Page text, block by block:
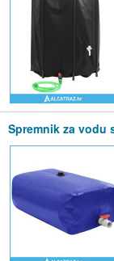
Spremnik za vodu